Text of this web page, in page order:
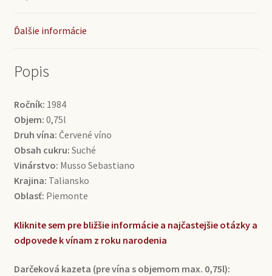
Ďalšie informácie
Popis
Ročník: 1984
Objem: 0,75l
Druh vína: Červené víno
Obsah cukru: Suché
Vinárstvo: Musso Sebastiano
Krajina: Taliansko
Oblasť: Piemonte
Kliknite sem pre bližšie informácie a najčastejšie otázky a
odpovede k vínam z roku narodenia
Darčeková kazeta (pre vína s objemom max. 0,75l):